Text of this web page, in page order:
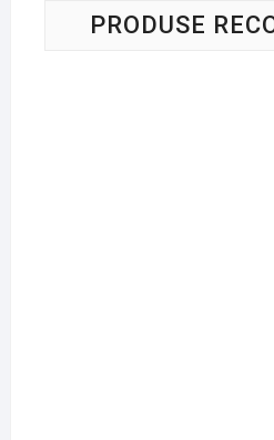
PRODUSE